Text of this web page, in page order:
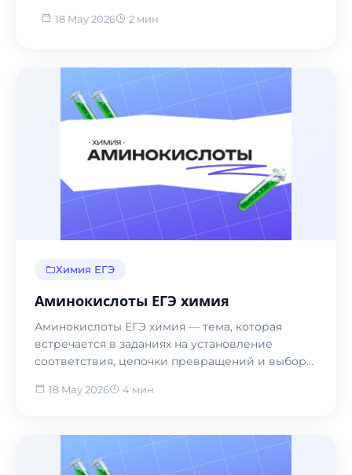
18 May 2026 2 мин
Химия ЕГЭ
Аминокислоты ЕГЭ химия
Аминокислоты ЕГЭ химия — тема, которая
встречается в заданиях на установление
соответствия, цепочки превращений и выбор
18 May 2026 4 мин